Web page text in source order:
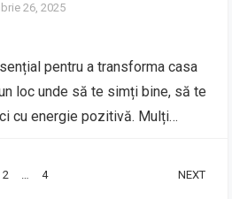
26, 2025
pentru a transforma casa
loc unde să te simți bine, să te
cu energie pozitivă. Mulți…
2 … 4 NEXT